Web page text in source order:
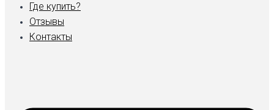
Где купить?
Отзывы
Контакты